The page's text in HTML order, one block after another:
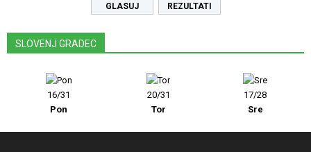
REZULTATI
SLOVENJ GRADEC
16/31
Pon
20/31
Tor
17/28
Sre